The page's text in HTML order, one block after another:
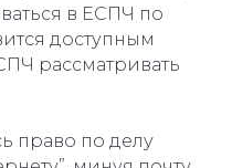
в ЕСПЧ по
доступным
рассматривать
право по делу